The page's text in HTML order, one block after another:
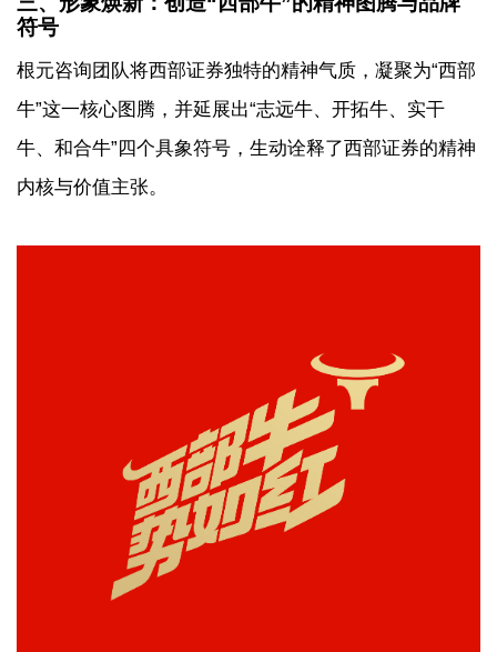
符号
根元咨询团队将西部证券独特的精神气质，凝聚为“西部
牛”这一核心图腾，并延展出“志远牛、开拓牛、实干
牛、和合牛”四个具象符号，生动诠释了西部证券的精神
内核与价值主张。